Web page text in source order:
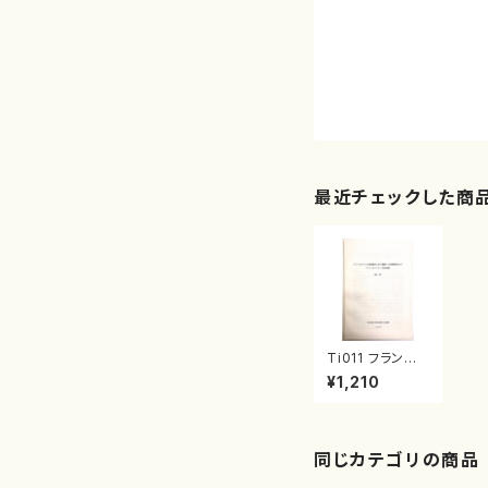
最近チェックした商
Ti011 フランス
のヴィレット音楽
都市における聴
楽活動について
（成田 和子/論
¥1,210
同じカテゴリの商品